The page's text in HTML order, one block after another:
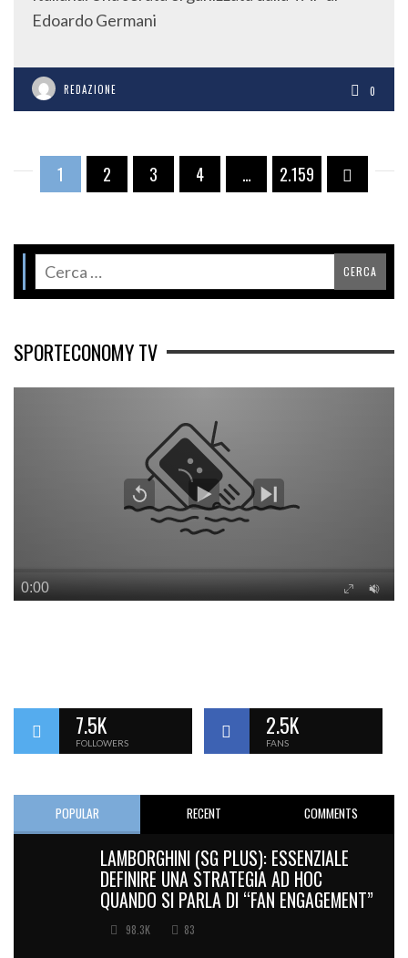
Edoardo Germani
REDAZIONE 0
1 2 3 4 … 2.159
SPORTECONOMY TV
7.5K
FOLLOWERS
2.5K
FANS
POPULAR RECENT COMMENTS
LAMBORGHINI (SG PLUS): ESSENZIALE
DEFINIRE UNA STRATEGIA AD HOC
QUANDO SI PARLA DI “FAN ENGAGEMENT”
98.3K 83